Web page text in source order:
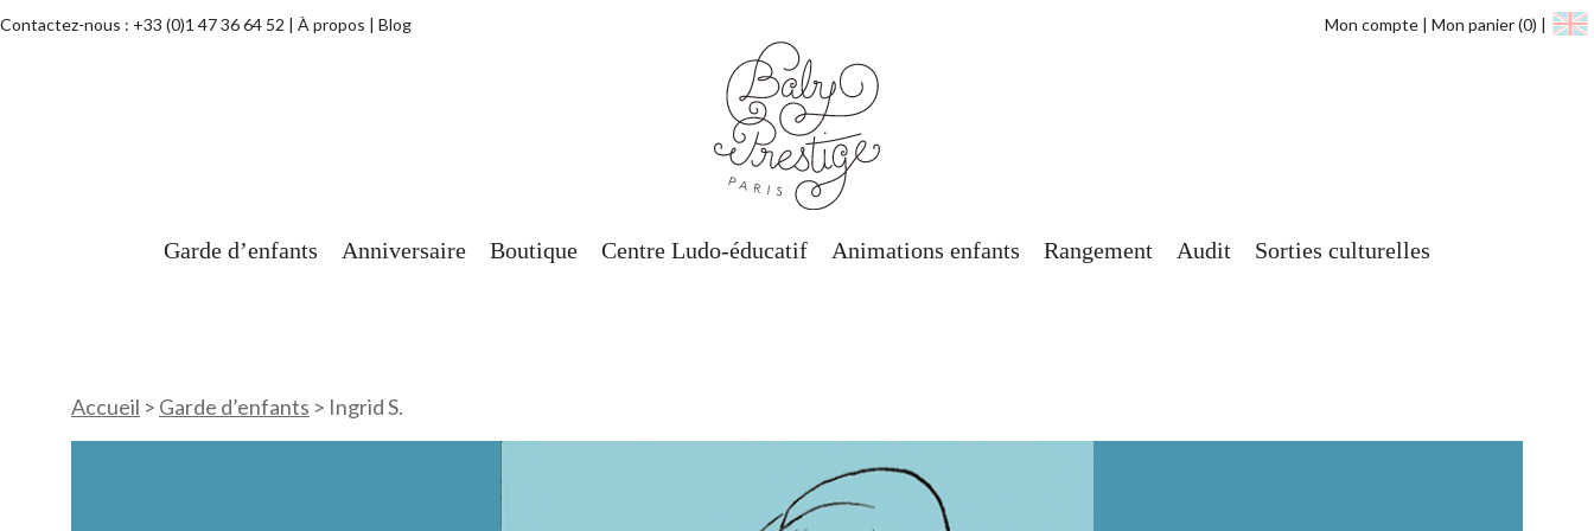
Contactez-nous : +33 (0)1 47 36 64 52 À propos Blog Mon compte Mon panier(0)
Garde d’enfants Anniversaire Boutique Centre Ludo-éducatif Animations enfants Rangement Audit Sorties culturelles
Accueil > Garde d’enfants > Ingrid S.